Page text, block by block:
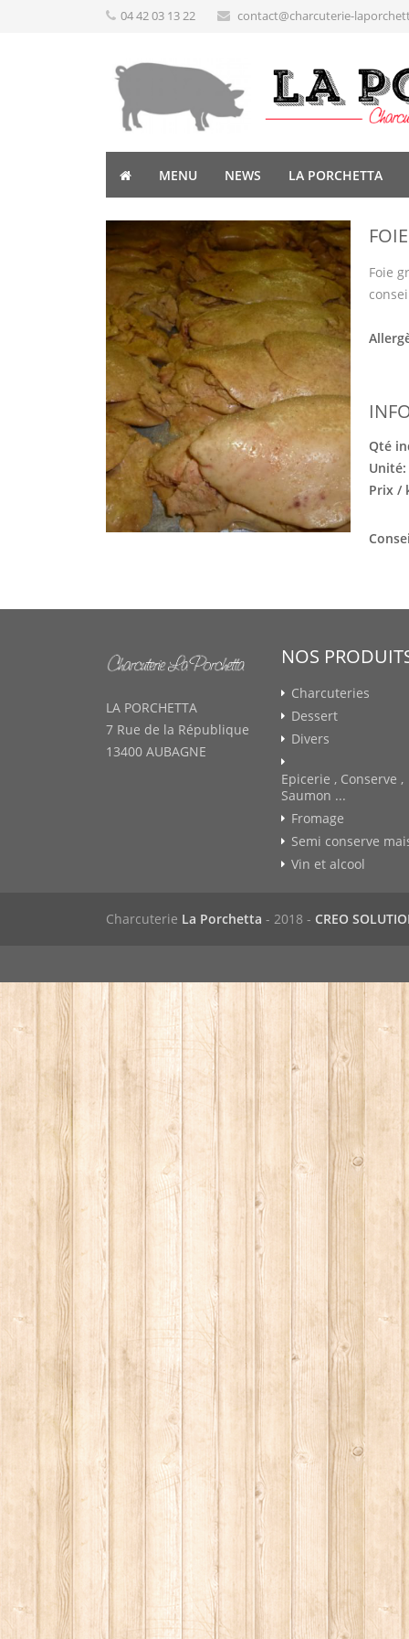
04 42 03 13 22 contact@charcuterie-
MENU NEWS LA PORCHETTA
Foie
Qté
Unité:
Prix /
LA PORCHETTA
7 Rue de la République
13400 AUBAGNE
NOS
Charcuteries
Dessert
Divers
Epicerie , Conserve ,
Saumon ...
Fromage
Semi conserve
Vin et alcool
Charcuterie La Porchetta - 2018 - CREO